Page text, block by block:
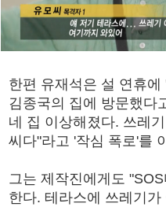
한편 유재석은 설 연휴
김종국의 집에 방문했다
네 집 이상해졌다. 쓰레
씨다"라고 '작심 폭로'를
그는 제작진에게도
한다. 테라스에 쓰레기